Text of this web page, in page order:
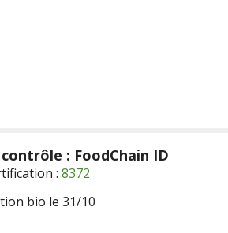
: FoodChain ID
: 8372
bio le 31/10